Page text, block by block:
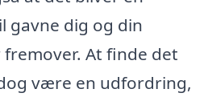
gavne dig og din
At finde det
være en udfordring,